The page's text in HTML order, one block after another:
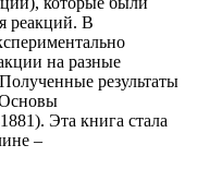
реакций. В
на разные
результаты
Эта книга стала
–